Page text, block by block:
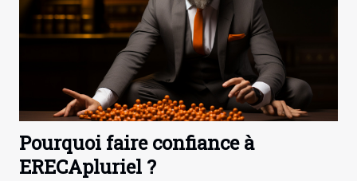
Pourquoi faire confiance à
ERECApluriel ?